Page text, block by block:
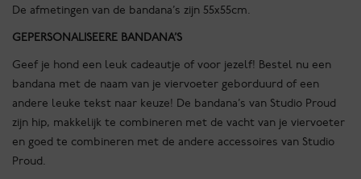
De afmetingen van de bandana’s zijn 55x55cm.
GEPERSONALISEERE BANDANA’S
Geef je hond een leuk cadeautje of voor jezelf! Bestel nu een
bandana met de naam van je viervoeter geborduurd of een
andere leuke tekst naar keuze! De bandana’s van Studio Proud
zijn hip, makkelijk te combineren met de vacht van je viervoeter
en goed te combineren met de andere accessoires van Studio
Proud.